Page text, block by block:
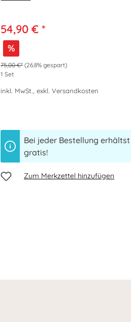
54,90 € *
%
75,00 €* (26.8% gespart)
1 Set
inkl. MwSt., exkl. Versandkosten
Bei jeder Bestellung
gratis!
Zum Merkzettel hinzufügen